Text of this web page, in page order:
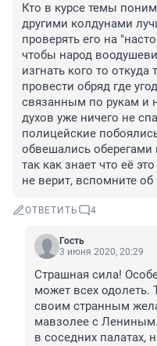
Кто в курсе темы
другими колдунами
проверять его на
чтобы народ
изгнать кого то
провести обряд где
связанным по рукам и
духов уже ничего не
полицейские
обвешались оберегами
так как знает что её
не верит, вспомните об
ОТВЕТИТЬ 4
Гость
3 июня 2020, 20:29
Страшная сила!
может всех одолеть.
своим странным
мавзолее с Лениным.
в соседних палатах,